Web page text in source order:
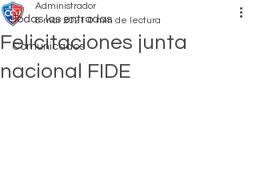
Todas las entradas
Comunicados
Felicitaciones junta
nacional FIDE
Administrador
8 mar 2021 0 min de lectura